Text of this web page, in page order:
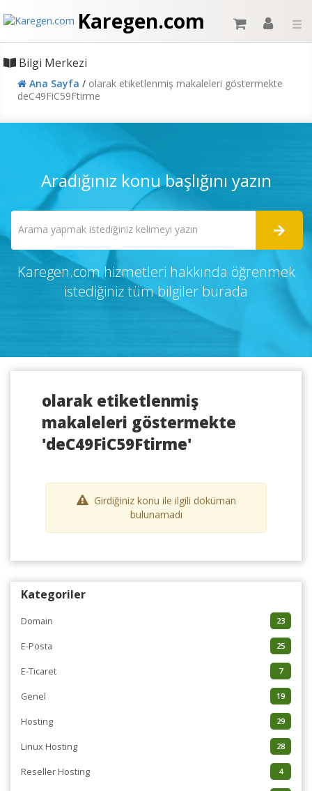
Karegen.com ☰
Bilgi Merkezi
Ana Sayfa / olarak etiketlenmiş makaleleri göstermekte
deC49FiC59Ftirme
Aradığınız konu başlığını yazın
Karegen.com hizmetleri hakkında öğrenmek
istediğiniz tüm bilgiler burada
olarak etiketlenmiş
makaleleri göstermekte
'deC49FiC59Ftirme'
Girdiğiniz konu ile ilgili doküman
bulunamadı
Kategoriler
23
Domain
25
E-Posta
7
E-Ticaret
19
Genel
29
Hosting
28
Linux Hosting
4
Reseller Hosting